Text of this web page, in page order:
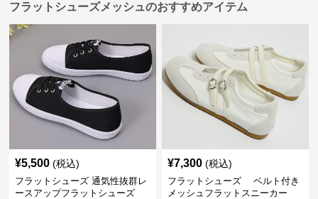
フラットシューズメッシュのおすすめアイテム
¥5,500 (税込)
フラットシューズ 通気性抜群レ
ースアップフラットシューズ
¥7,300 (税込)
フラットシューズ ベルト付き
メッシュフラットスニーカー